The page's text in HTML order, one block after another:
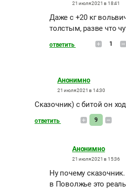
21 июля 2021 в 18:41
Даже с +20 кг
толстым, разве что
ответить 1
Анонимно
21 июля 2021 в 14:30
Сказочник) с битой он
ответить 9
Анонимно
21 июля 2021 в 15:36
Ну почему
в Поволжье это